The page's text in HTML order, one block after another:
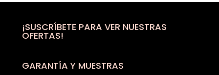
era:
es:
¡SUSCRÍBETE PARA VER NUESTRAS
OFERTAS!
GARANTÍA Y MUESTRAS